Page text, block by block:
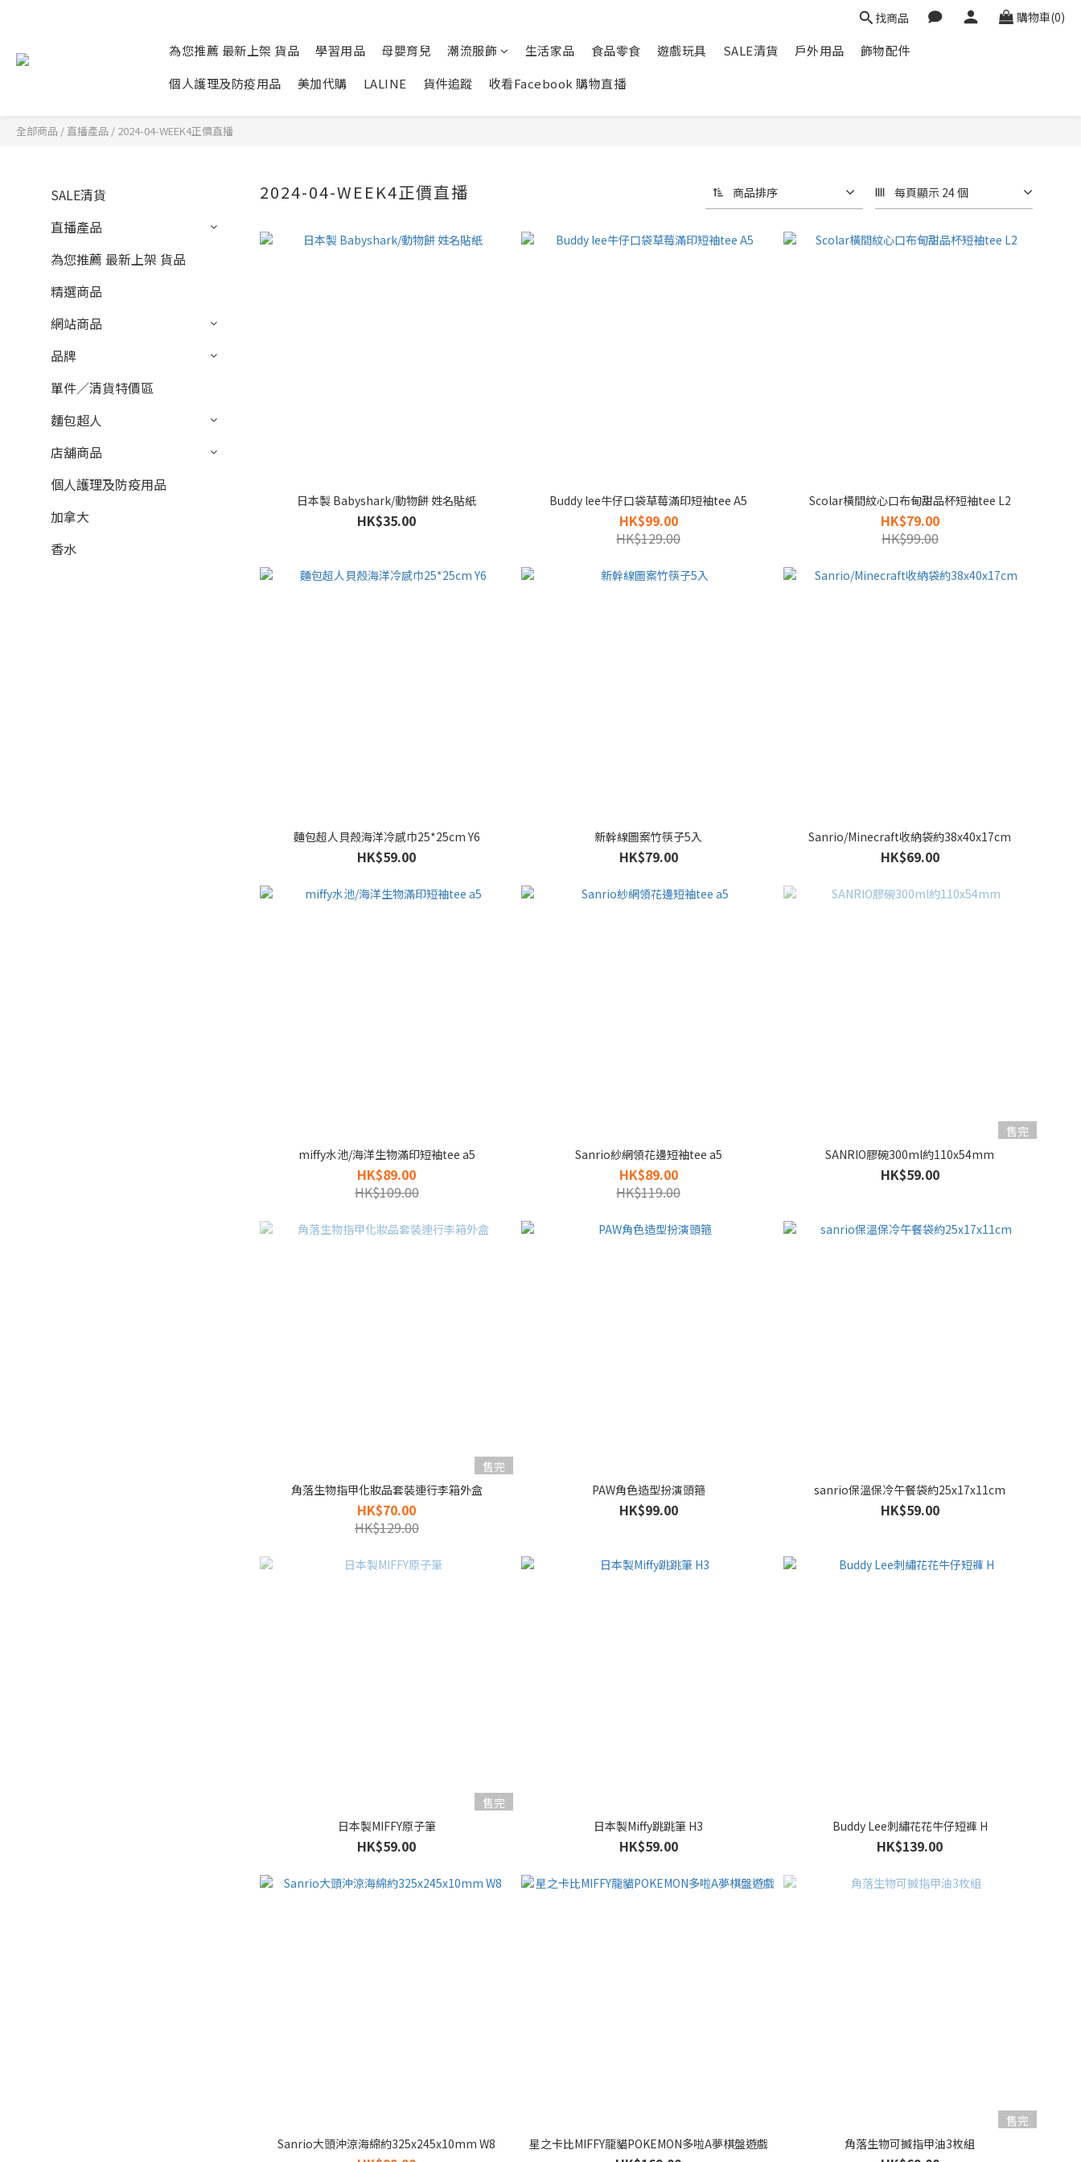
找商品 購物車(0)
為您推薦 最新上架 貨品 學習用品 母嬰育兒 潮流服飾 生活家品 食品零食 遊戲玩具 SALE清貨 戶外用品
飾物配件
個人護理及防疫用品
美加代購 LALINE 貨件追蹤 收看Facebook 購物直播
全部商品 /直播產品 / 2024-04-WEEK4正價直播
SALE清貨
直播產品
為您推薦 最新上架 貨品
精選商品
網站商品
品牌
單件／清貨特價區
麵包超人
店舖商品
個人護理及防疫用品
加拿大
香水
2024-04-WEEK4正價直播 商品排序 每頁顯示 24 個
日本製 Babyshark/動物餅 姓名貼紙
HK$35.00
Buddy lee牛仔口袋草莓滿印短袖tee A5
HK$99.00
HK$129.00
Scolar橫間紋心口布甸甜品杯短袖tee L2
HK$79.00
HK$99.00
麵包超人貝殼海洋冷感巾25*25cm Y6
HK$59.00
新幹線圖案竹筷子5入
HK$79.00
Sanrio/Minecraft收納袋約38x40x17cm
HK$69.00
miffy水池/海洋生物滿印短袖tee a5
HK$89.00
HK$109.00
Sanrio紗網領花邊短袖tee a5
HK$89.00
HK$119.00
售完
SANRIO膠碗300ml約110x54mm
HK$59.00
售完
角落生物指甲化妝品套裝連行李箱外盒
HK$70.00
HK$129.00
PAW角色造型扮演頭箍
HK$99.00
sanrio保溫保冷午餐袋約25x17x11cm
HK$59.00
售完
日本製MIFFY原子筆
HK$59.00
日本製Miffy跳跳筆 H3
HK$59.00
Buddy Lee刺繡花花牛仔短褲 H
HK$139.00
Sanrio大頭沖涼海綿約325x245x10mm W8 星之卡比MIFFY龍貓POKEMON多啦A夢棋盤遊戲
售完
角落生物可搣指甲油3枚組